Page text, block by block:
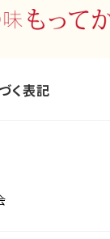
く表記